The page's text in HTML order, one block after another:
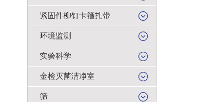
紧固件柳钉卡箍扎带
环境监测
实验科学
金检灭菌洁净室
筛